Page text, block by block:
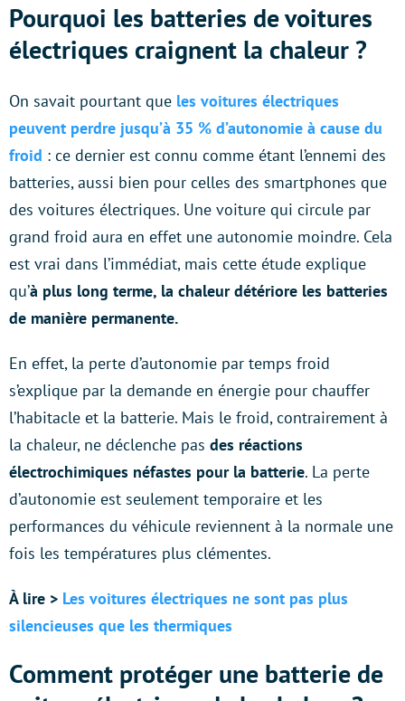
Pourquoi les batteries de voitures
électriques craignent la chaleur ?
On savait pourtant que les voitures électriques
peuvent perdre jusqu’à 35 % d’autonomie à cause du
froid : ce dernier est connu comme étant l’ennemi des
batteries, aussi bien pour celles des smartphones que
des voitures électriques. Une voiture qui circule par
grand froid aura en effet une autonomie moindre. Cela
est vrai dans l’immédiat, mais cette étude explique
qu’à plus long terme, la chaleur détériore les batteries
de manière permanente.
En effet, la perte d’autonomie par temps froid
s’explique par la demande en énergie pour chauffer
l’habitacle et la batterie. Mais le froid, contrairement à
la chaleur, ne déclenche pas des réactions
électrochimiques néfastes pour la batterie. La perte
d’autonomie est seulement temporaire et les
performances du véhicule reviennent à la normale une
fois les températures plus clémentes.
À lire > Les voitures électriques ne sont pas plus
silencieuses que les thermiques
Comment protéger une batterie de